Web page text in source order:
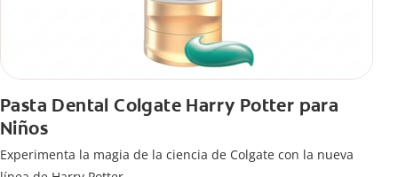
Pasta Dental Colgate Harry Potter para
Niños
Experimenta la magia de la ciencia de Colgate con la nueva